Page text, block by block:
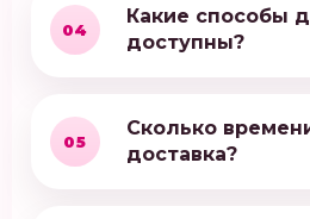
04
Какие способы
доступны?
05
Сколько
доставка?